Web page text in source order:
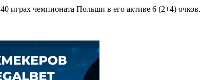
чемпионата Польши в его активе 6 (2+4) очков.